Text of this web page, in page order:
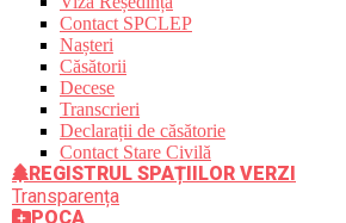
Contact SPCLEP
Nașteri
Căsătorii
Decese
Transcrieri
Declarații de căsătorie
Contact Stare Civilă
REGISTRUL SPAȚIILOR VERZI
Transparența
POCA